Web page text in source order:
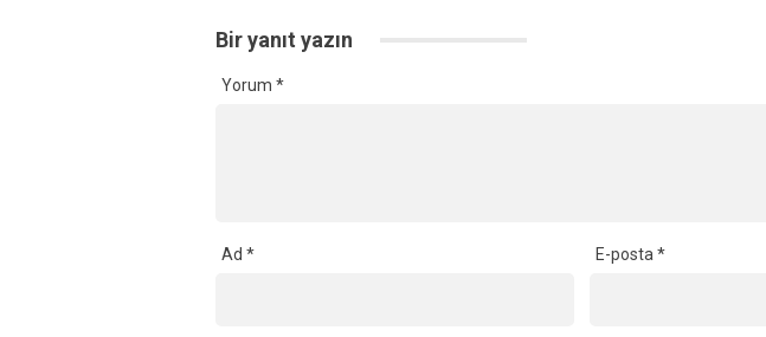
Bir yanıt yazın
Yorum *
Ad * E-posta *